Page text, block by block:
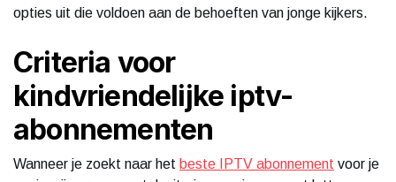
opties uit die voldoen aan de behoeften van jonge kijkers.
Criteria voor
kindvriendelijke iptv-
abonnementen
Wanneer je zoekt naar het beste IPTV abonnement voor je